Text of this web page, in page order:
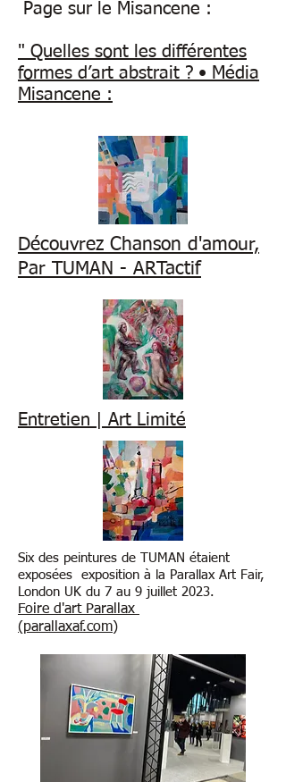
Page sur le Misancene :​
" Quelles sont les différentes
formes d’art abstrait ? • Média
Misancene :
Découvrez Chanson d'amour,
Par TUMAN - ARTactif
Entretien | Art Limité
Six des peintures de TUMAN étaient
exposées exposition à la Parallax Art Fair,
London UK du 7 au 9 juillet 2023.
Foire d'art Parallax
(parallaxaf.com)